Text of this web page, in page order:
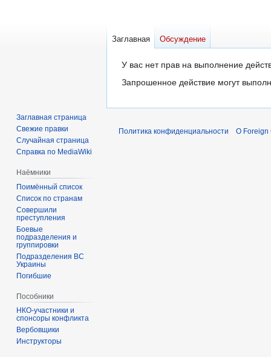
Перейти
к
Перейти
к
У вас нет прав на выполнение
Запрошенное действие могут
Заглавная Обсуждение
Заглавная страница
Свежие правки
Случайная страница
Справка по MediaWiki
Наёмники
Поимённый список
Список по странам
Совершили
преступления
Боевые
подразделения и
группировки
Подразделения ВС
Украины
Погибшие
Пособники
спонсоры конфликта
‏‎Вербовщики
Инструкторы
Политика конфиденциальности О Foreign